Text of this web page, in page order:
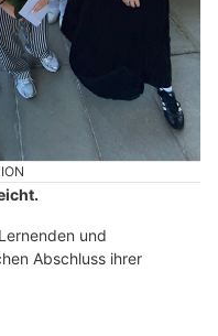
und
Abschluss ihrer